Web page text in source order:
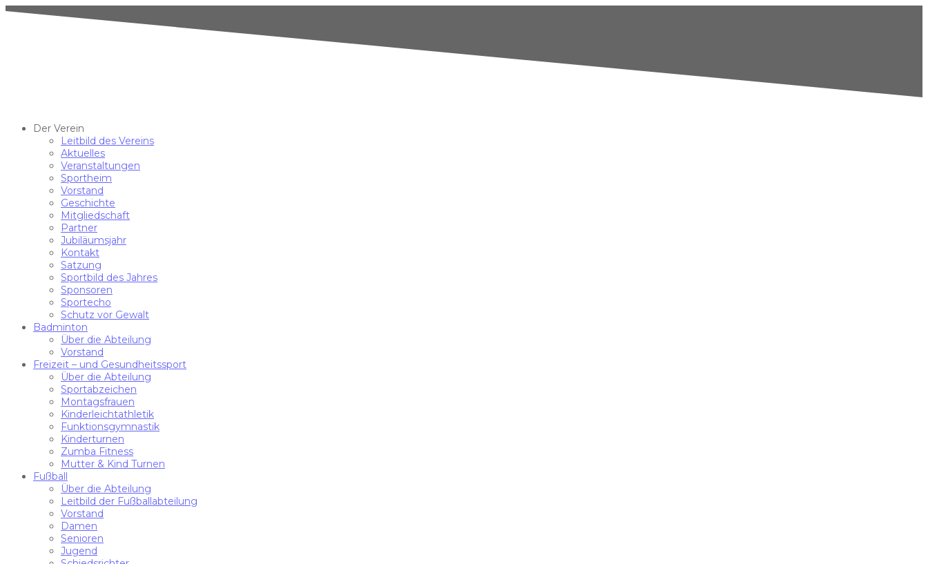
Der Verein
Leitbild des Vereins
Aktuelles
Veranstaltungen
Sportheim
Vorstand
Geschichte
Mitgliedschaft
Partner
Jubiläumsjahr
Kontakt
Satzung
Sportbild des Jahres
Sponsoren
Sportecho
Schutz vor Gewalt
Badminton
Über die Abteilung
Vorstand
Freizeit – und Gesundheitssport
Über die Abteilung
Sportabzeichen
Montagsfrauen
Kinderleichtathletik
Funktionsgymnastik
Kinderturnen
Zumba Fitness
Mutter & Kind Turnen
Fußball
Über die Abteilung
Leitbild der Fußballabteilung
Vorstand
Damen
Senioren
Jugend